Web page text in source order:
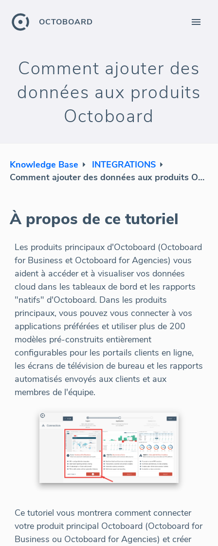
OCTOBOARD
Comment ajouter des
données aux produits
Octoboard
Knowledge Base
INTEGRATIONS
Comment ajouter des données aux produits Octoboard
À propos de ce tutoriel
Les produits principaux d'Octoboard (Octoboard
for Business et Octoboard for Agencies) vous
aident à accéder et à visualiser vos données
cloud dans les tableaux de bord et les rapports
"natifs" d'Octoboard. Dans les produits
principaux, vous pouvez vous connecter à vos
applications préférées et utiliser plus de 200
modèles pré-construits entièrement
configurables pour les portails clients en ligne,
les écrans de télévision de bureau et les rapports
automatisés envoyés aux clients et aux
membres de l'équipe.
Ce tutoriel vous montrera comment connecter
votre produit principal Octoboard (Octoboard for
Business ou Octoboard for Agencies) et créer